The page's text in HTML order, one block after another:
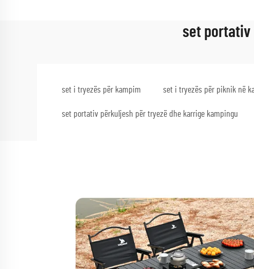
set portativ
set i tryezës për kampim set i tryezës për piknik në
set portativ përkuljesh për tryezë dhe karrige kampingu